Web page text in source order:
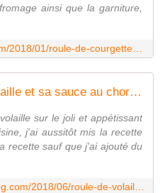
ainsi que la garniture,
Roulé ou ballotine de volaille et sa sauce au chorizo - Cuisine gourmande de Carmencita
sur le joli et appétissant
j'ai aussitôt mis la recette
recette sauf que j'ai ajouté du